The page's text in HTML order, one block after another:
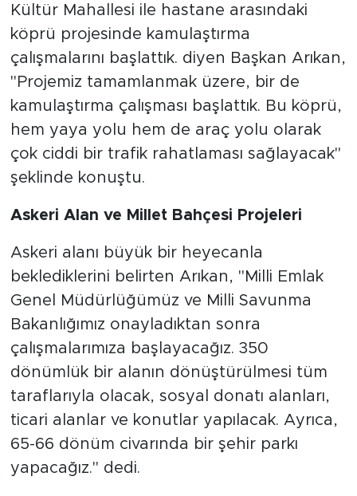
Kültür Mahallesi ile hastane arasındaki
köprü projesinde kamulaştırma
çalışmalarını başlattık. diyen Başkan Arıkan,
"Projemiz tamamlanmak üzere, bir de
kamulaştırma çalışması başlattık. Bu köprü,
hem yaya yolu hem de araç yolu olarak
çok ciddi bir trafik rahatlaması sağlayacak"
şeklinde konuştu.
Askeri Alan ve Millet Bahçesi Projeleri
Askeri alanı büyük bir heyecanla
beklediklerini belirten Arıkan, "Milli Emlak
Genel Müdürlüğümüz ve Milli Savunma
Bakanlığımız onayladıktan sonra
çalışmalarımıza başlayacağız. 350
dönümlük bir alanın dönüştürülmesi tüm
taraflarıyla olacak, sosyal donatı alanları,
ticari alanlar ve konutlar yapılacak. Ayrıca,
65-66 dönüm civarında bir şehir parkı
yapacağız." dedi.